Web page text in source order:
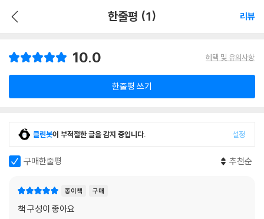
한줄평 (1) 리뷰
10.0 혜택 및 유의사항
한줄평 쓰기
클린봇이 부적절한 글을 감지 중입니다. 설정
구매한줄평 추천순
종이책 구매
책 구성이 좋아요